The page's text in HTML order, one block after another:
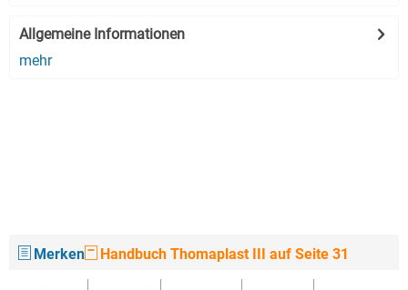
Allgemeine Informationen
mehr
Merken Handbuch Thomaplast III auf Seite 31